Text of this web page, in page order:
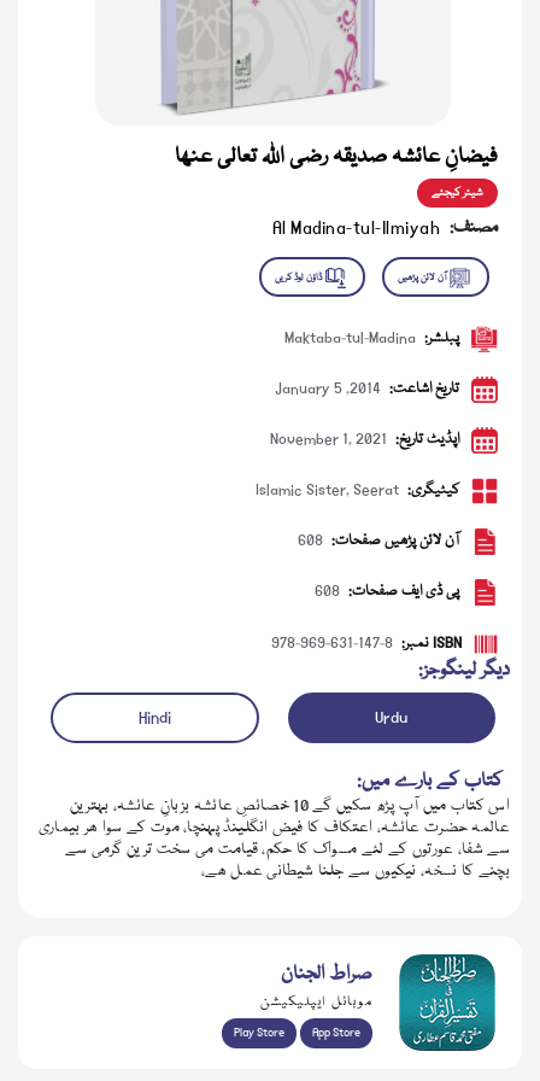
فیضانِ عائشہ صدیقہ رضی اللہ تعالی عنھا
شیئر کیجئے
مصنف: Al Madina-tul-Ilmiyah
ڈاؤن لوڈ کریں
پبلشر: Maktaba-tul-Madina
تاریخ اشاعت: January 5 ,2014
اپڈیٹ تاریخ: November 1, 2021
کیٹیگری: Seerat
,
Islamic Sister
آن لائن پڑھیں صفحات: 608
پی ڈی ایف صفحات: 608
ISBN نمبر: 978-969-631-147-8
دیگر لینگوجز:
Urdu
Hindi
کتاب کے بارے میں:
اس کتاب میں آپ پڑھ سکیں گے 10 خصائصِ عائشہ بزبانِ عائشہ، بہترین
عالمہ حضرت عائشہ، اعتکاف کا فیض انگلینڈ پہنچا، موت کے سوا ھر بیماری
سے شفا، عورتوں کے لئے مسواک کا حکم، قیامت می سخت ترین گرمی سے
بچنے کا نسخہ، نیکیوں سے جلنا شیطانی عمل ھے،
صراط الجنان
موبائل ایپلیکیشن
Play Store App Store